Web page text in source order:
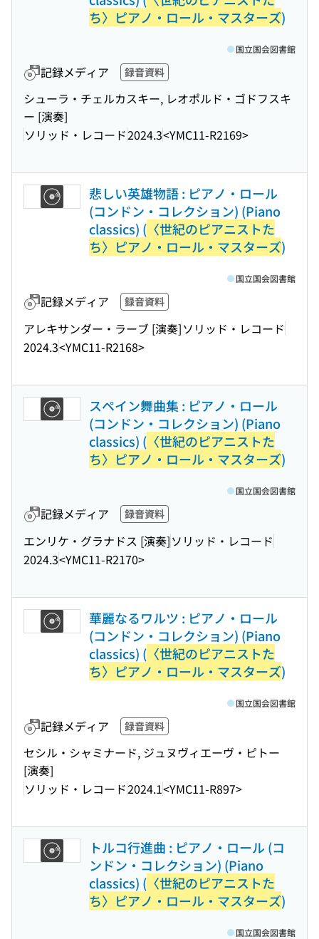
ち〉ピアノ・ロール・マスターズ)
記録メディア 録音資料
シューラ・チェルカスキー, レオポルド・ゴドフスキ
ー [演奏]
ソリッド・レコード2024.3<YMC11-R2169>
国立国会図書館
悲しい英雄物語 : ピアノ・ロール
(コンドン・コレクション) (Piano
classics) ( 〈世紀のピアニストた
ち〉ピアノ・ロール・マスターズ)
記録メディア 録音資料
アレキサンダー・ラーブ [演奏]ソリッド・レコード
2024.3<YMC11-R2168>
国立国会図書館
スペイン舞曲集 : ピアノ・ロール
(コンドン・コレクション) (Piano
classics) ( 〈世紀のピアニストた
ち〉ピアノ・ロール・マスターズ)
記録メディア 録音資料
エンリケ・グラナドス [演奏]ソリッド・レコード
2024.3<YMC11-R2170>
国立国会図書館
華麗なるワルツ : ピアノ・ロール
(コンドン・コレクション) (Piano
classics) ( 〈世紀のピアニストた
ち〉ピアノ・ロール・マスターズ)
記録メディア 録音資料
セシル・シャミナード, ジュヌヴィエーヴ・ピトー
[演奏]
ソリッド・レコード2024.1<YMC11-R897>
国立国会図書館
トルコ行進曲 : ピアノ・ロール (コ
ンドン・コレクション) (Piano
classics) ( 〈世紀のピアニストた
ち〉ピアノ・ロール・マスターズ)
国立国会図書館